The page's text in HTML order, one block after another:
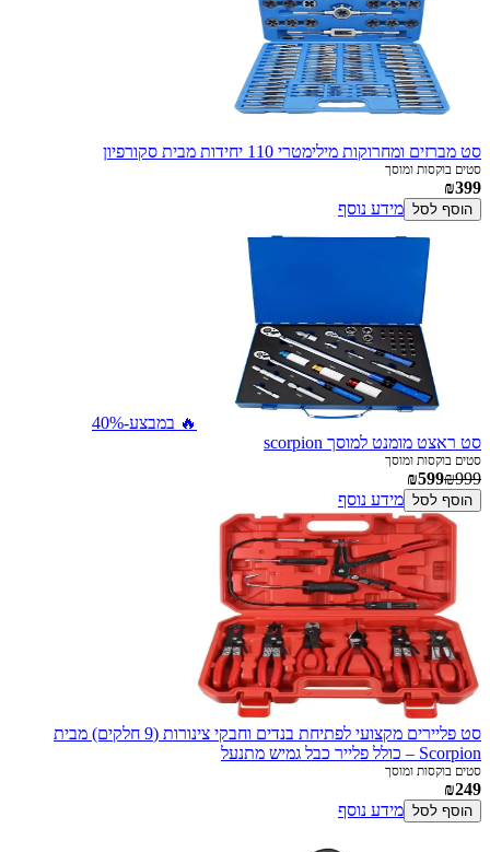
סט מברזים ומחרוקות מילימטרי 110 יחידות מבית סקורפיון
סטים בוקסות ומוסך
₪399
הוסף לסל מידע נוסף
🔥 במבצע-40%
סט ראצט מומנט למוסך scorpion
סטים בוקסות ומוסך
₪599₪999
הוסף לסל מידע נוסף
סט פליירים מקצועי לפתיחת בנדים וחבקי צינורות (9 חלקים) מבית
Scorpion – כולל פלייר כבל גמיש מתנעל
סטים בוקסות ומוסך
₪249
הוסף לסל מידע נוסף